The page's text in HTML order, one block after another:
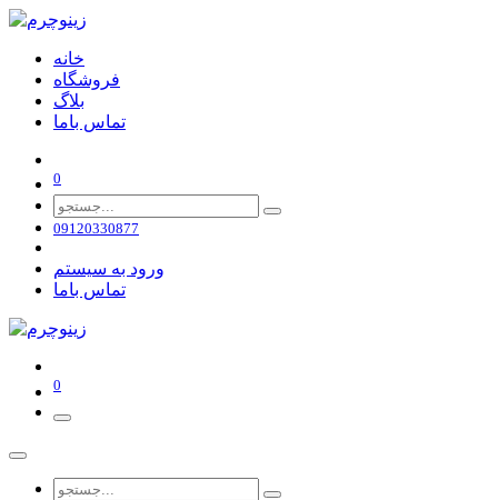
خانه
فروشگاه
بلاگ
تماس باما
0
09120330877
ورود به سیستم
تماس باما
0